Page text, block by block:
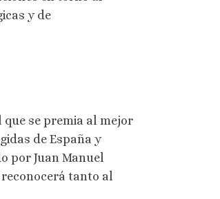
y de
que se premia al mejor
de España y
por Juan Manuel
reconocerá tanto al